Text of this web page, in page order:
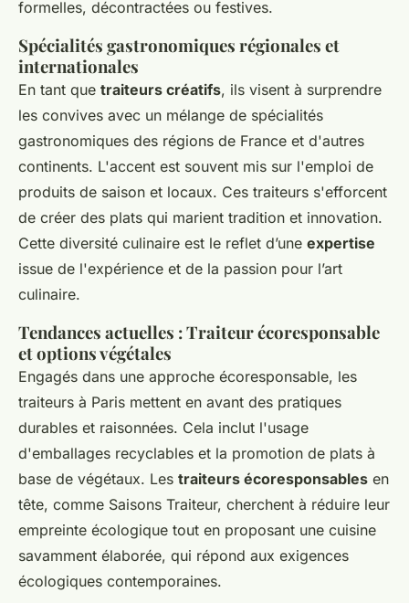
formelles, décontractées ou festives.
Spécialités gastronomiques régionales et
internationales
En tant que traiteurs créatifs, ils visent à surprendre
les convives avec un mélange de spécialités
gastronomiques des régions de France et d'autres
continents. L'accent est souvent mis sur l'emploi de
produits de saison et locaux. Ces traiteurs s'efforcent
de créer des plats qui marient tradition et innovation.
Cette diversité culinaire est le reflet d’une expertise
issue de l'expérience et de la passion pour l’art
culinaire.
Tendances actuelles : Traiteur écoresponsable
et options végétales
Engagés dans une approche écoresponsable, les
traiteurs à Paris mettent en avant des pratiques
durables et raisonnées. Cela inclut l'usage
d'emballages recyclables et la promotion de plats à
base de végétaux. Les traiteurs écoresponsables en
tête, comme Saisons Traiteur, cherchent à réduire leur
empreinte écologique tout en proposant une cuisine
savamment élaborée, qui répond aux exigences
écologiques contemporaines.